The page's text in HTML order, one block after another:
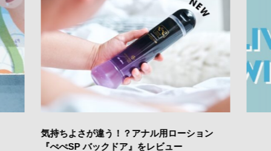
気持ちよさが違う！？アナル用ローション
『ぺぺSP バックドア』をレビュー